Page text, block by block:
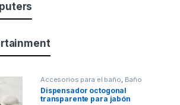
Accesorios para el baño, Baño
Dispensador octogonal
transparente para jabón